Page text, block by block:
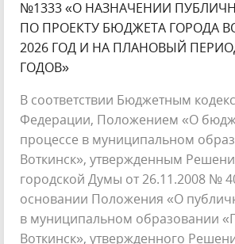
№1333 «О НАЗНАЧЕНИИ
ПО ПРОЕКТУ БЮДЖЕТА ГОРОДА
2026 ГОД И НА ПЛАНОВЫЙ
ГОДОВ»
В соответствии Бюджетным
Федерации, Положением «О
процессе в муниципальном
Воткинск», утвержденным
городской Думы от 26.11.2008 №
основании Положения «О
в муниципальном образовании
Воткинск», утвержденного